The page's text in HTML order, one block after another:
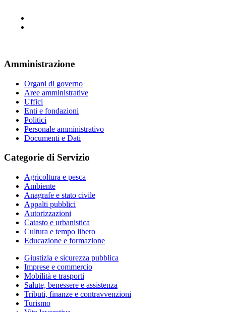
Amministrazione
Organi di governo
Aree amministrative
Uffici
Enti e fondazioni
Politici
Personale amministrativo
Documenti e Dati
Categorie di Servizio
Agricoltura e pesca
Ambiente
Anagrafe e stato civile
Appalti pubblici
Autorizzazioni
Catasto e urbanistica
Cultura e tempo libero
Educazione e formazione
Giustizia e sicurezza pubblica
Imprese e commercio
Mobilità e trasporti
Salute, benessere e assistenza
Tributi, finanze e contravvenzioni
Turismo